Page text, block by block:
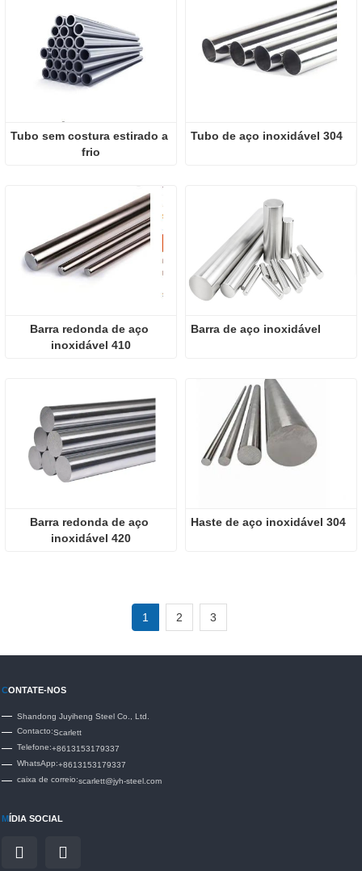
Tubo sem costura estirado a
frio
Tubo de aço inoxidável 304
Barra redonda de aço
inoxidável 410
Barra de aço inoxidável
Barra redonda de aço
inoxidável 420
Haste de aço inoxidável 304
1 2 3
CONTATE-NOS
Shandong Juyiheng Steel Co., Ltd.
Contacto:Scarlett
Telefone:+8613153179337
WhatsApp:+8613153179337
caixa de correio:scarlett@jyh-steel.com
MÍDIA SOCIAL